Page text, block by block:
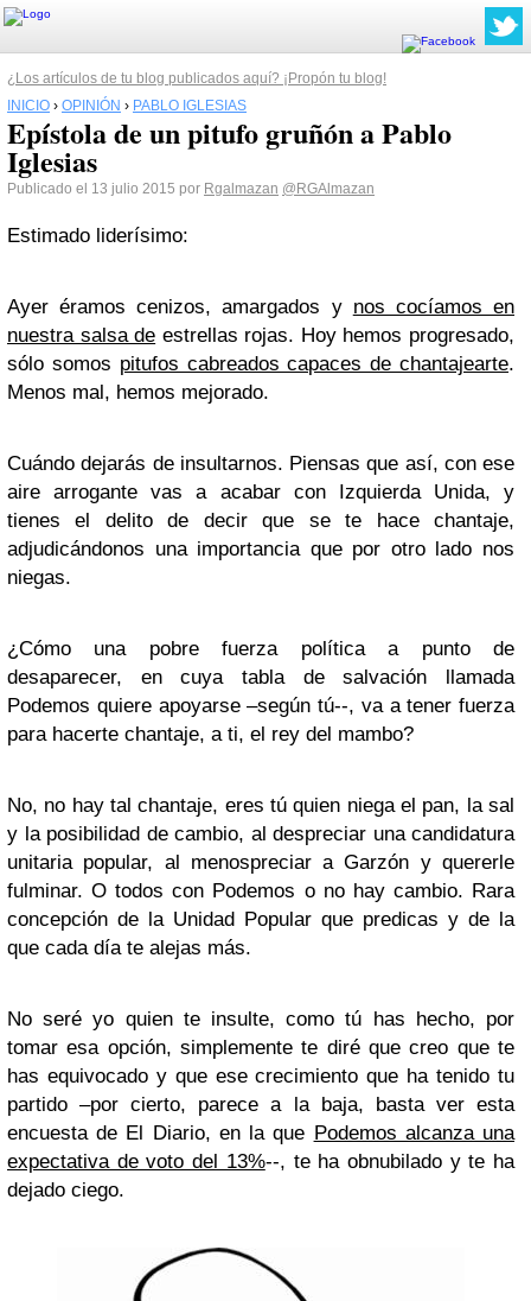
¿Los artículos de tu blog publicados aquí? ¡Propón tu blog!
INICIO › OPINIÓN › PABLO IGLESIAS
Epístola de un pitufo gruñón a Pablo
Iglesias
Publicado el 13 julio 2015 por Rgalmazan @RGAlmazan
Estimado liderísimo:
Ayer éramos cenizos, amargados y nos cocíamos en
nuestra salsa de estrellas rojas. Hoy hemos progresado,
sólo somos pitufos cabreados capaces de chantajearte.
Menos mal, hemos mejorado.
Cuándo dejarás de insultarnos. Piensas que así, con ese
aire arrogante vas a acabar con Izquierda Unida, y
tienes el delito de decir que se te hace chantaje,
adjudicándonos una importancia que por otro lado nos
niegas.
¿Cómo una pobre fuerza política a punto de
desaparecer, en cuya tabla de salvación llamada
Podemos quiere apoyarse –según tú--, va a tener fuerza
para hacerte chantaje, a ti, el rey del mambo?
No, no hay tal chantaje, eres tú quien niega el pan, la sal
y la posibilidad de cambio, al despreciar una candidatura
unitaria popular, al menospreciar a Garzón y quererle
fulminar. O todos con Podemos o no hay cambio. Rara
concepción de la Unidad Popular que predicas y de la
que cada día te alejas más.
No seré yo quien te insulte, como tú has hecho, por
tomar esa opción, simplemente te diré que creo que te
has equivocado y que ese crecimiento que ha tenido tu
partido –por cierto, parece a la baja, basta ver esta
encuesta de El Diario, en la que Podemos alcanza una
expectativa de voto del 13%--, te ha obnubilado y te ha
dejado ciego.